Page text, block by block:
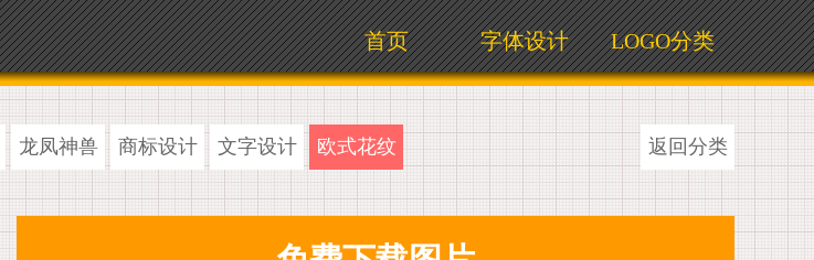
LOGO分类
字体设计
首页
龙凤神兽 商标设计 文字设计 欧式花纹 返回分类